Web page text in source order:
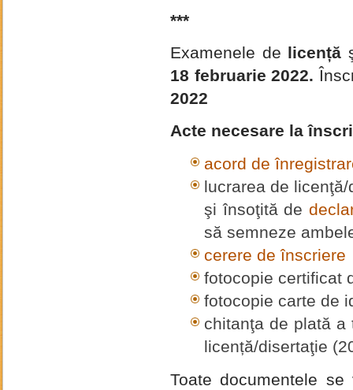
***
Examenele de licență
18 februarie 2022.
2022
Acte necesare la
acord de
lucrarea de
şi însoţită de
să semneze
cerere de înscriere
fotocopie certificat
fotocopie carte de
chitanţa de plată
licență/disertaţie
Toate documentele